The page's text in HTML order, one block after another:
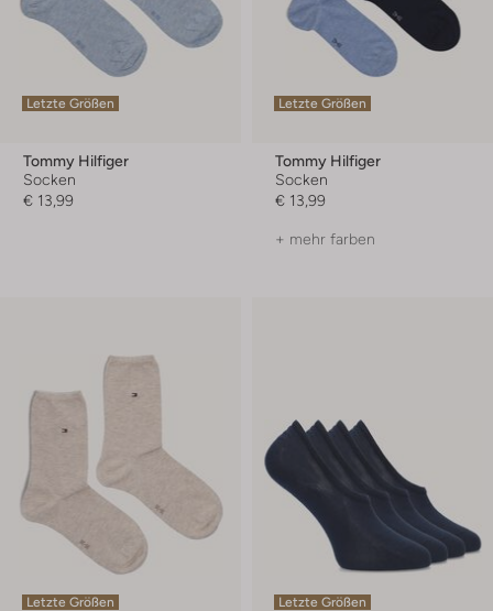
Letzte Größen
Tommy Hilfiger
Socken
€ 13,99
Letzte Größen
Tommy Hilfiger
Socken
€ 13,99
+ mehr farben
Letzte Größen Letzte Größen